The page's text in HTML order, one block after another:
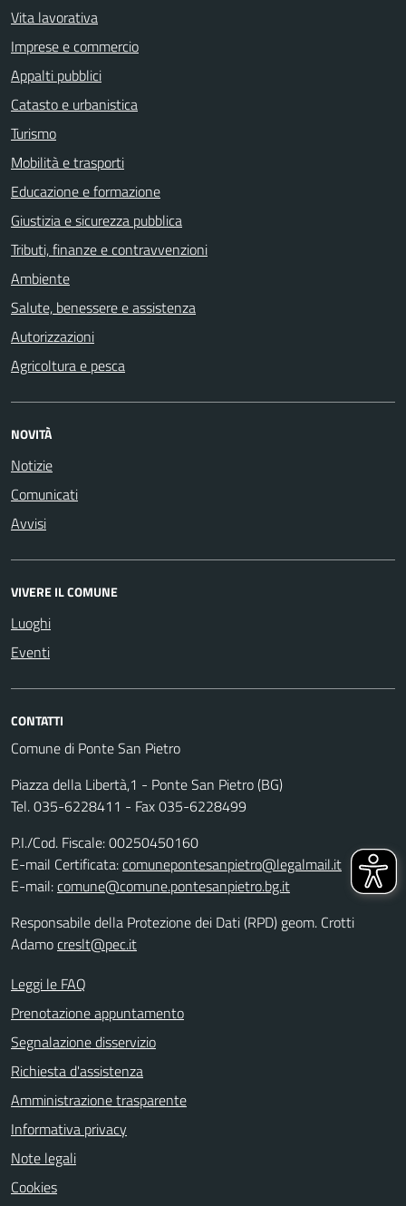
Vita lavorativa
Imprese e commercio
Appalti pubblici
Catasto e urbanistica
Turismo
Mobilità e trasporti
Educazione e formazione
Giustizia e sicurezza pubblica
Tributi, finanze e contravvenzioni
Ambiente
Salute, benessere e assistenza
Autorizzazioni
Agricoltura e pesca
NOVITÀ
Notizie
Comunicati
Avvisi
VIVERE IL COMUNE
Luoghi
Eventi
CONTATTI
Comune di Ponte San Pietro
Piazza della Libertà,1 - Ponte San Pietro (BG)
Tel. 035-6228411 - Fax 035-6228499
P.I./Cod. Fiscale: 00250450160
E-mail Certificata:comunepontesanpietro@legalmail.it
E-mail:comune@comune.pontesanpietro.bg.it
Responsabile della Protezione dei Dati (RPD) geom. Crotti
Adamocreslt@pec.it
Leggi le FAQ
Prenotazione appuntamento
Segnalazione disservizio
Richiesta d'assistenza
Amministrazione trasparente
Informativa privacy
Note legali
Cookies